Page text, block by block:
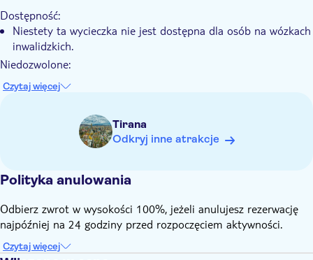
atmosfery.
Poznasz także źródło Blue Eye i punkty orientacyjne Parku
Narodowego Theth.
Dostępność:
Niestety ta wycieczka nie jest dostępna dla osób na wózkach
inwalidzkich.
Niedozwolone:
Uczestnicy w wieku poniżej 3 lat i powyżej 80 lat
Zalecane są wygodne buty do chodzenia
Czytaj więcej
Tirana
Odkryj inne atrakcje
Polityka anulowania
Odbierz zwrot w wysokości 100%, jeżeli anulujesz rezerwację
najpóźniej na 24 godziny przed rozpoczęciem aktywności.
Czytaj więcej